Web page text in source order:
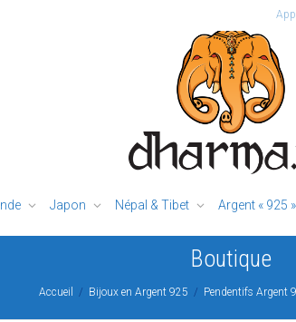
Inde Japon Népal & Tibet Argent « 925 »
Boutique
Accueil Bijoux en Argent 925 Pendentifs Argent